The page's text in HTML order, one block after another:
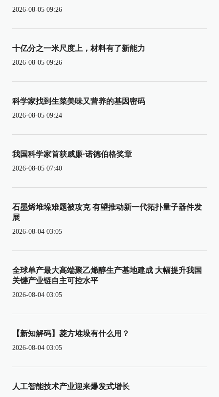
2026-08-05 09:26
十亿分之一米尺度上，材料有了新能力
2026-08-05 09:26
科学家找到生菜美味又营养的基因密码
2026-08-05 09:24
我国科学家首获威廉·诺德伯格奖章
2026-08-05 07:40
石墨烯堆垛难题被攻克 有望推动新一代拓扑量子器件发
展
2026-08-04 03:05
全球单产最大高端聚乙烯醇生产基地建成 大幅提升我国
关键产业链自主可控水平
2026-08-04 03:05
【新知解码】菱方堆垛有什么用？
2026-08-04 03:05
人工智能技术产业迎来爆发式增长